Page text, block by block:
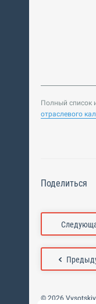
Полный список
отраслевого
Поделиться
© 2026